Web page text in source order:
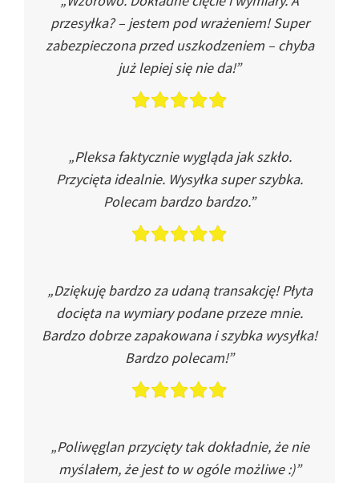
przesyłka? – jestem pod wrażeniem! Super
zabezpieczona przed uszkodzeniem – chyba
już lepiej się nie da!”
„Pleksa faktycznie wygląda jak szkło.
Przycięta idealnie. Wysyłka super szybka.
Polecam bardzo bardzo.”
„Dziękuję bardzo za udaną transakcję! Płyta
docięta na wymiary podane przeze mnie.
Bardzo dobrze zapakowana i szybka wysyłka!
Bardzo polecam!”
„Poliwęglan przycięty tak dokładnie, że nie
myślałem, że jest to w ogóle możliwe :)”